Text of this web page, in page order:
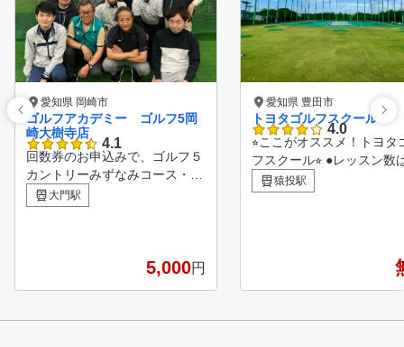
愛知県 岡崎市
ゴルフアカデミー ゴルフ5岡
崎大樹寺店
4.1
回数券のお申込みで、ゴルフ５
カントリーみずなみコース・四
日市コースにてご利用いただけ
る、平日無料プレー券をプレゼ
客様負担となります。詳しくは
金谷多一郎プロ全監修レッスン
大門駅
5,000円
愛知県 豊田市
トヨタゴルフスクール
4.0
⭐︎ここがオススメ！トヨタ
フスクール⭐︎ ●レッスン数は月
に約230コマ以上！充実の
割が受け放題で、最速上
な弱点でもサポートしま
猿投駅